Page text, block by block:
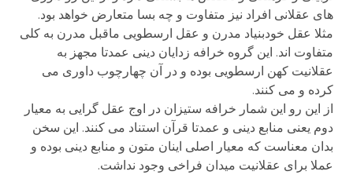
های عقلانی افراد نیز متفاوت و چه بسا متعارض خواهد بود.
مثلا عقل خودبنیاد مدرن و عقل ارسطویی ماقبل مدرن به کلی
متفاوت اند. این گروه خرافه زدایان دینی عمدتا مجهز به
عقلانیت کهن ارسطویی بوده و در آن چهارچوب داوری می
کرده و می کنند.
از این رو این شمار خرافه ستیزان در اوج عقل گرایی به معیار
دوم یعنی منابع دینی و عمدتا قرآن استناد می کنند. این سخن
بدان معناست که معیار اصلی اینان متون و منابع دینی بوده و
عملا برای عقلانیت میدان فراخی وجود نداشت.